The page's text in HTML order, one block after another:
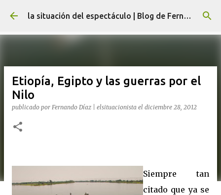
Ir al contenido principal la situación del espectáculo | Blog de Fernando Díaz
Etiopía, Egipto y las guerras por el
Nilo
publicado por Fernando Díaz | elsituacionista el diciembre 28, 2012
Siempre tan
citado que ya se